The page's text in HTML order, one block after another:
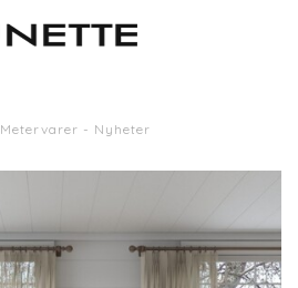
Metervarer - Nyheter